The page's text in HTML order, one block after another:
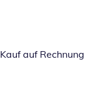
Kauf auf Rechnung